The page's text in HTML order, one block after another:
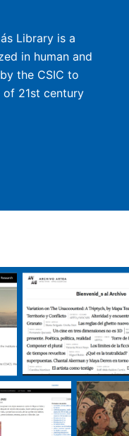
Library is a
in human and
the CSIC to
of 21st century